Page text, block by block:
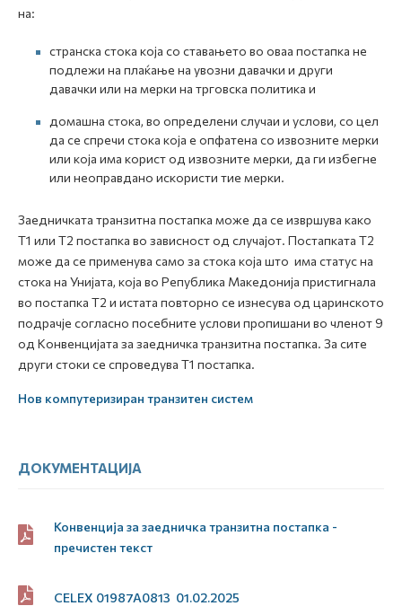
на:
странска стока која со ставањето во оваа постапка не
подлежи на плаќање на увозни давачки и други
давачки или на мерки на трговска политика и
домашна стока, во определени случаи и услови, со цел
да се спречи стока која е опфатена со извозните мерки
или која има корист од извозните мерки, да ги избегне
или неоправдано искористи тие мерки.
Заедничката транзитна постапка може да се извршува како
Т1 или Т2 постапка во зависност од случајот. Постапката Т2
може да се применува само за стока која што има статус на
стока на Унијата, која во Република Македонија пристигнала
во постапка Т2 и истата повторно се изнесува од царинското
подрачје согласно посебните услови пропишани во членот 9
од Конвенцијата за заедничка транзитна постапка. За сите
други стоки се спроведува Т1 постапка.
Нов компутеризиран транзитен систем
ДОКУМЕНТАЦИЈА
Конвенција за заедничка транзитна постапка -
пречистен текст
CELEX 01987A0813 01.02.2025